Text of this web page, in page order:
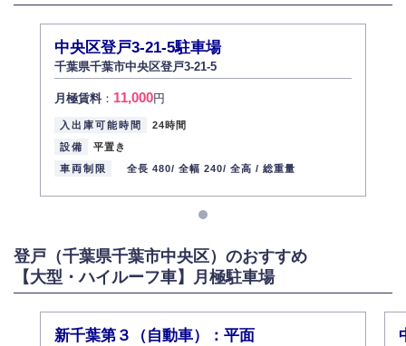
中央区登戸3-21-5駐車場
千葉県千葉市中央区登戸3-21-5
月極賃料： 11,000円
入出庫可能時間
24時間
設備
平置き
車両制限
全長 480/ 全幅 240/ 全高 / 総重量
登戸（千葉県千葉市中央区）のおすすめ
【大型・ハイルーフ車】月極駐車場
新千葉第３（自動車）：平面